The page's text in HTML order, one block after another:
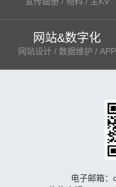
网站&数字化
网站设计 / 数据维护 / APP
电子邮箱